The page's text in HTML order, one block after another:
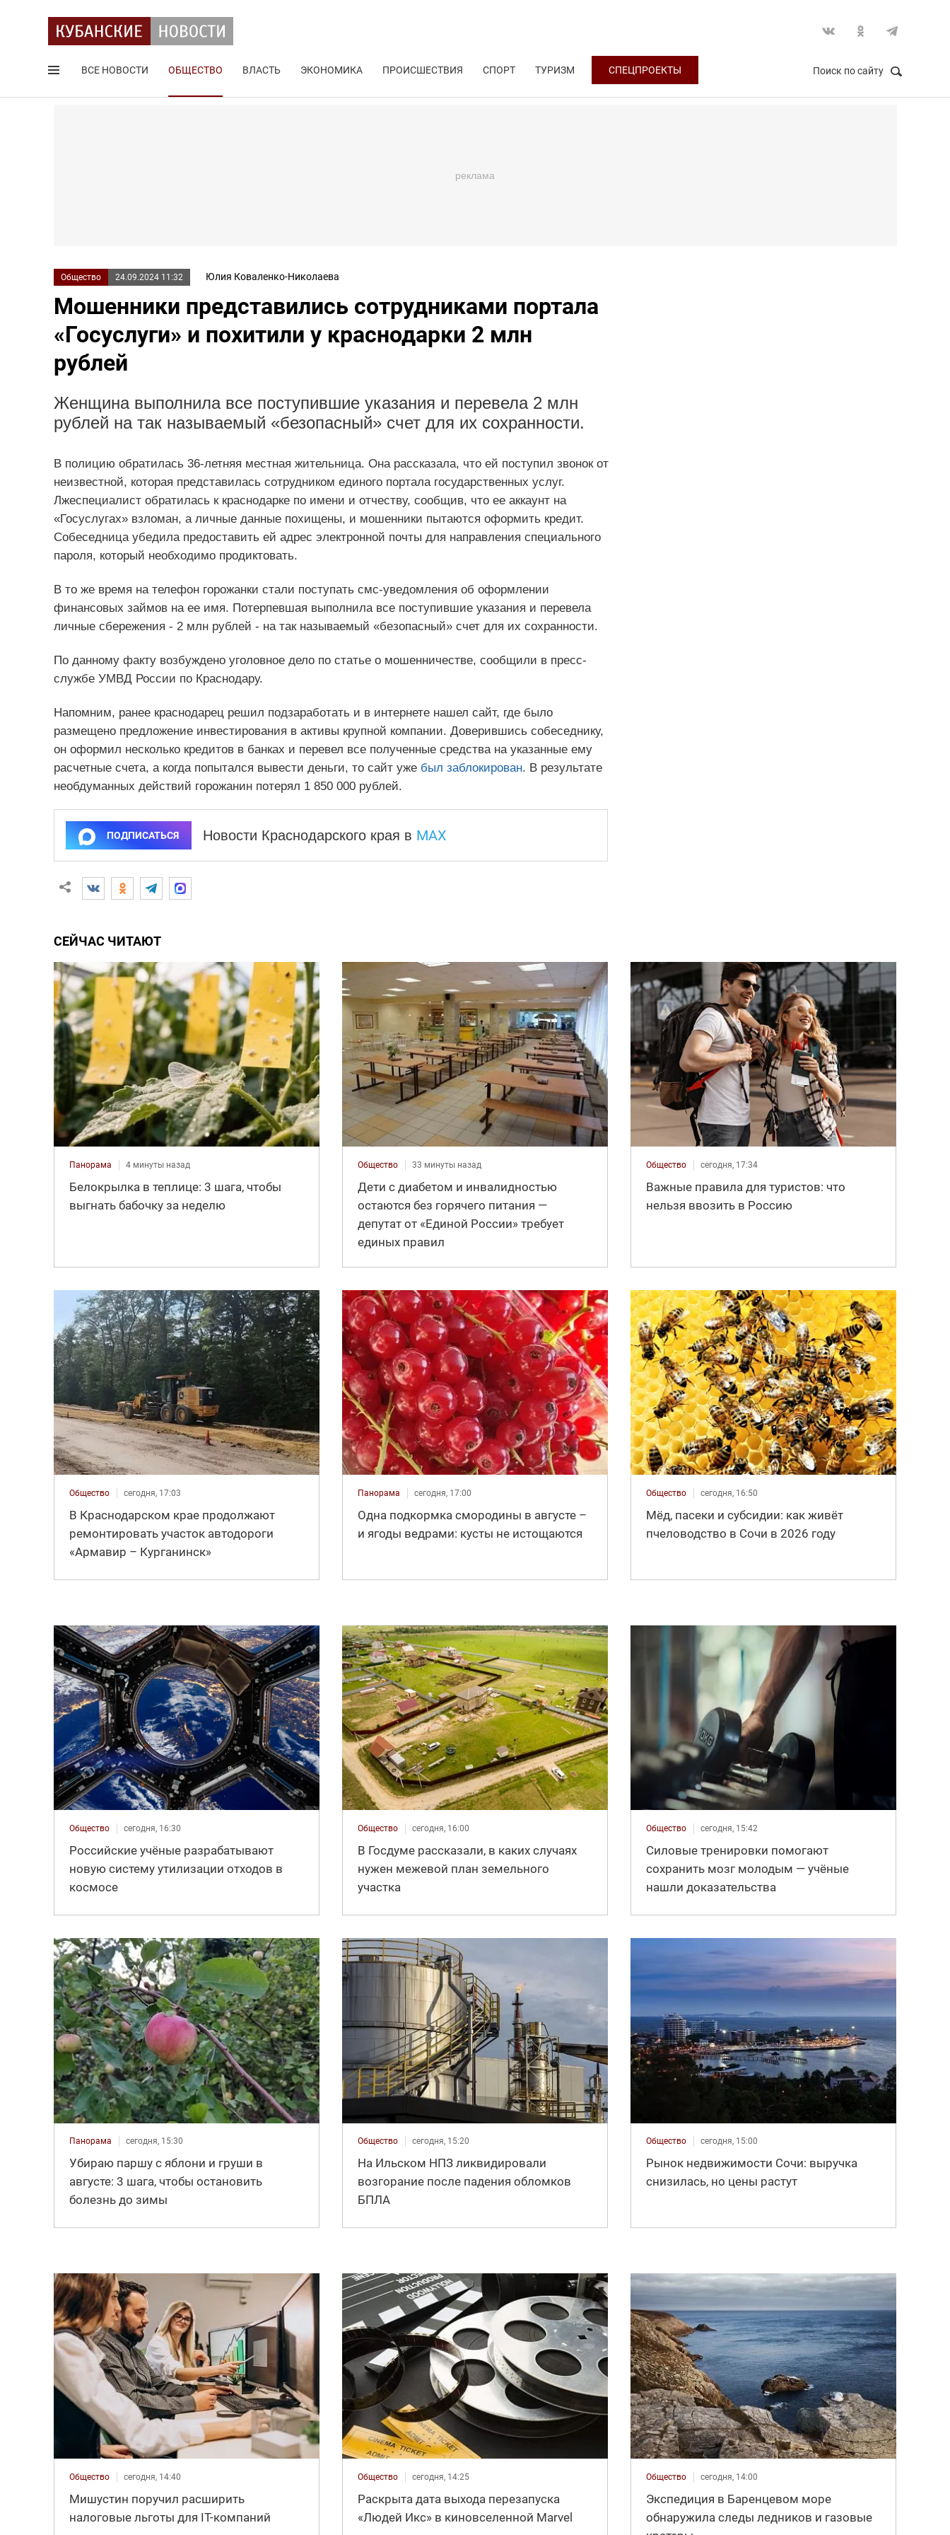
ВСЕ НОВОСТИ ОБЩЕСТВО ВЛАСТЬ ЭКОНОМИКА ПРОИСШЕСТВИЯ СПОРТ ТУРИЗМ СПЕЦПРОЕКТЫ Поиск по сайту
Общество 24.09.2024 11:32 Юлия Коваленко-Николаева
Мошенники представились сотрудниками портала
«Госуслуги» и похитили у краснодарки 2 млн
рублей
Женщина выполнила все поступившие указания и перевела 2 млн
рублей на так называемый «безопасный» счет для их сохранности.
В полицию обратилась 36-летняя местная жительница. Она рассказала, что ей поступил звонок от
неизвестной, которая представилась сотрудником единого портала государственных услуг.
Лжеспециалист обратилась к краснодарке по имени и отчеству, сообщив, что ее аккаунт на
«Госуслугах» взломан, а личные данные похищены, и мошенники пытаются оформить кредит.
Собеседница убедила предоставить ей адрес электронной почты для направления специального
пароля, который необходимо продиктовать.
В то же время на телефон горожанки стали поступать смс-уведомления об оформлении
финансовых займов на ее имя. Потерпевшая выполнила все поступившие указания и перевела
личные сбережения - 2 млн рублей - на так называемый «безопасный» счет для их сохранности.
По данному факту возбуждено уголовное дело по статье о мошенничестве, сообщили в пресс-
службе УМВД России по Краснодару.
Напомним, ранее краснодарец решил подзаработать и в интернете нашел сайт, где было
размещено предложение инвестирования в активы крупной компании. Доверившись собеседнику,
он оформил несколько кредитов в банках и перевел все полученные средства на указанные ему
расчетные счета, а когда попытался вывести деньги, то сайт уже был заблокирован. В результате
необдуманных действий горожанин потерял 1 850 000 рублей.
ПОДПИСАТЬСЯ Новости Краснодарского края в MAX
СЕЙЧАС ЧИТАЮТ
Панорама 4 минуты назад
Белокрылка в теплице: 3 шага, чтобы
выгнать бабочку за неделю
Общество 33 минуты назад
Дети с диабетом и инвалидностью
остаются без горячего питания —
депутат от «Единой России» требует
единых правил
Общество сегодня, 17:34
Важные правила для туристов: что
нельзя ввозить в Россию
Общество сегодня, 17:03
В Краснодарском крае продолжают
ремонтировать участок автодороги
«Армавир – Курганинск»
Панорама сегодня, 17:00
Одна подкормка смородины в августе –
и ягоды ведрами: кусты не истощаются
Общество сегодня, 16:50
Мёд, пасеки и субсидии: как живёт
пчеловодство в Сочи в 2026 году
Общество сегодня, 16:30
Российские учёные разрабатывают
новую систему утилизации отходов в
космосе
Общество сегодня, 16:00
В Госдуме рассказали, в каких случаях
нужен межевой план земельного
участка
Общество сегодня, 15:42
Силовые тренировки помогают
сохранить мозг молодым — учёные
нашли доказательства
Панорама сегодня, 15:30
Убираю паршу с яблони и груши в
августе: 3 шага, чтобы остановить
болезнь до зимы
Общество сегодня, 15:20
На Ильском НПЗ ликвидировали
возгорание после падения обломков
БПЛА
Общество сегодня, 15:00
Рынок недвижимости Сочи: выручка
снизилась, но цены растут
Общество сегодня, 14:40
Мишустин поручил расширить
налоговые льготы для IT-компаний
Общество сегодня, 14:25
Раскрыта дата выхода перезапуска
«Людей Икс» в киновселенной Marvel
Общество сегодня, 14:00
Экспедиция в Баренцевом море
обнаружила следы ледников и газовые